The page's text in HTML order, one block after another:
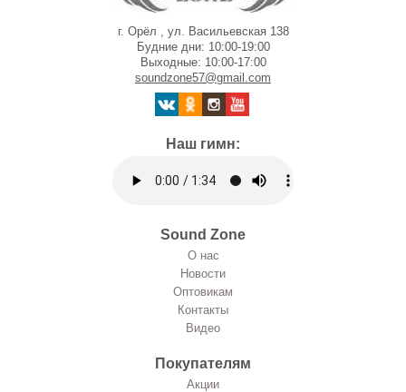
г. Орёл , ул. Васильевская 138
Будние дни: 10:00-19:00
Выходные: 10:00-17:00
soundzone57@gmail.com
Наш гимн:
Sound Zone
О нас
Новости
Оптовикам
Контакты
Видео
Покупателям
Акции